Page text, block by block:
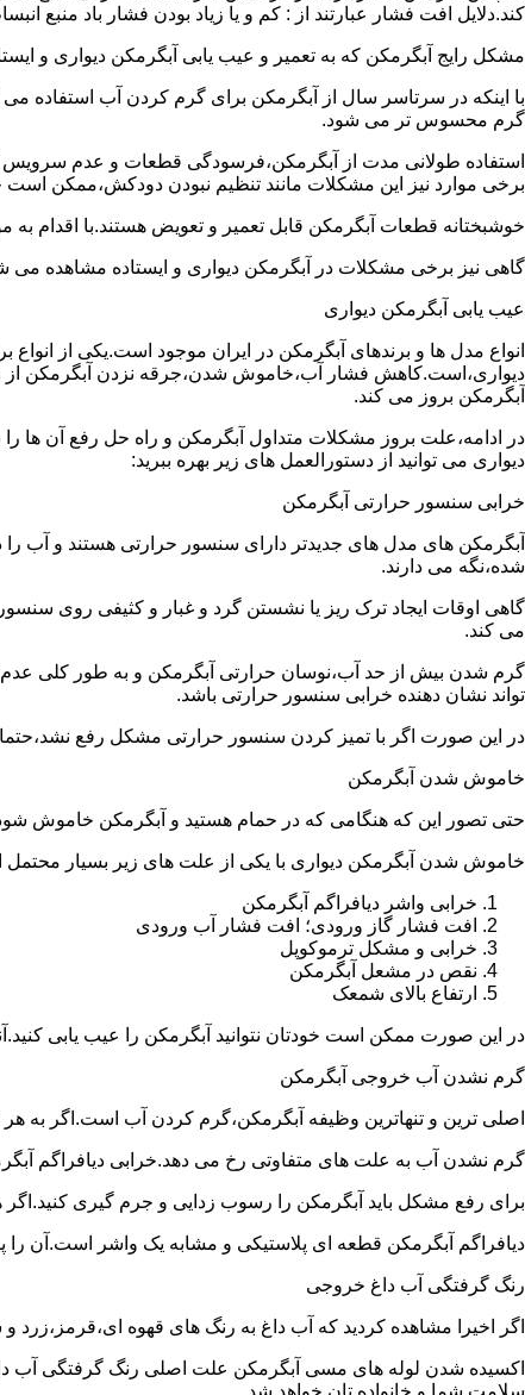
کند.دلایل افت فشار عبارتند از : کم و یا زیاد بودن فشار باد منبع
مشکل رایج آبگرمکن که به تعمیر و عیب یابی آبگرمکن دیواری و
با اینکه در سرتاسر سال از آبگرمکن برای گرم کردن آب استفاده
گرم محسوس تر می شود.
استفاده طولانی مدت از آبگرمکن،فرسودگی قطعات و عدم
برخی موارد نیز این مشکلات مانند تنظیم نبودن دودکش،ممکن
خوشبختانه قطعات آبگرمکن قابل تعمیر و تعویض هستند.با اقدام
گاهی نیز برخی مشکلات در آبگرمکن دیواری و ایستاده مشاهده
عیب یابی آبگرمکن دیواری
انواع مدل ها و برندهای آبگرمکن در ایران موجود است.یکی از انواع
دیواری،است.کاهش فشار آب،خاموش شدن،جرقه نزدن آبگرمکن از
آبگرمکن بروز می کند.
در ادامه،علت بروز مشکلات متداول آبگرمکن و راه حل رفع آن ها
دیواری می توانید از دستورالعمل های زیر بهره ببرید:
خرابی سنسور حرارتی آبگرمکن
آبگرمکن های مدل های جدیدتر دارای سنسور حرارتی هستند و آب
شده،نگه می دارند.
گاهی اوقات ایجاد ترک ریز یا نشستن گرد و غبار و کثیفی روی
می کند.
گرم شدن بیش از حد آب،نوسان حرارتی آبگرمکن و به طور کلی
تواند نشان دهنده خرابی سنسور حرارتی باشد.
در این صورت اگر با تمیز کردن سنسور حرارتی مشکل رفع
خاموش شدن آبگرمکن
حتی تصور این که هنگامی که در حمام هستید و آبگرمکن
خاموش شدن آبگرمکن دیواری با یکی از علت های زیر بسیار
خرابی واشر دیافراگم آبگرمکن
افت فشار گاز ورودی؛ افت فشار آب ورودی
خرابی و مشکل ترموکوپل
نقص در مشعل آبگرمکن
ارتفاع بالای شمعک
در این صورت ممکن است خودتان نتوانید آبگرمکن را عیب یابی
گرم نشدن آب خروجی آبگرمکن
اصلی ترین و تنهاترین وظیفه آبگرمکن،گرم کردن آب است.اگر به هر
گرم نشدن آب به علت های متفاوتی رخ می دهد.خرابی دیافراگم
برای رفع مشکل باید آبگرمکن را رسوب زدایی و جرم گیری
دیافراگم آبگرمکن قطعه ای پلاستیکی و مشابه یک واشر است.آن را
رنگ گرفتگی آب داغ خروجی
اگر اخیرا مشاهده کردید که آب داغ به رنگ های قهوه
اکسیده شدن لوله های مسی آبگرمکن علت اصلی رنگ گرفتگی آب
سلامت شما و خانواده تان خواهد شد.